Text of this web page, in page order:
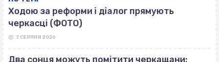
Ходою за реформи і діалог прямують
черкасці (ФОТО)
7 СЕРПНЯ 2026
Два сонця можуть помітити черкащани: